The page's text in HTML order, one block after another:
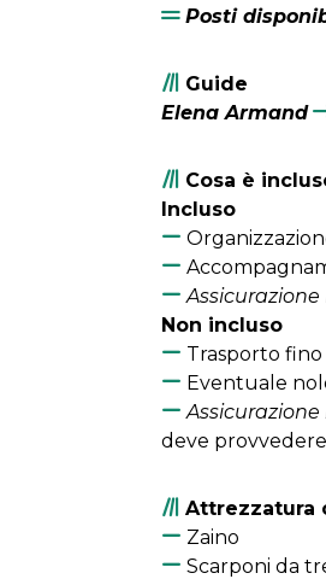
Posti
Guide
Elena Armand
Cosa è
Incluso
Non incluso
Trasporto
Eventuale
deve
Attrezzatura
Zaino
Scarponi da